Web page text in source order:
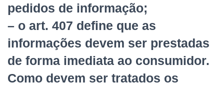
pedidos de informação;
– o art. 407 define que as
informações devem ser prestadas
de forma imediata ao consumidor.
Como devem ser tratados os